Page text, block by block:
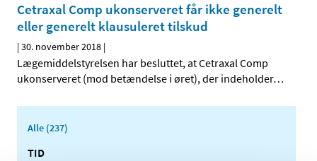
Cetraxal Comp ukonserveret får ikke generelt
eller generelt klausuleret tilskud
|30. november 2018 |
Lægemiddelstyrelsen har besluttet, at Cetraxal Comp
ukonserveret (mod betændelse i øret), der indeholder…
Alle (237)
TID